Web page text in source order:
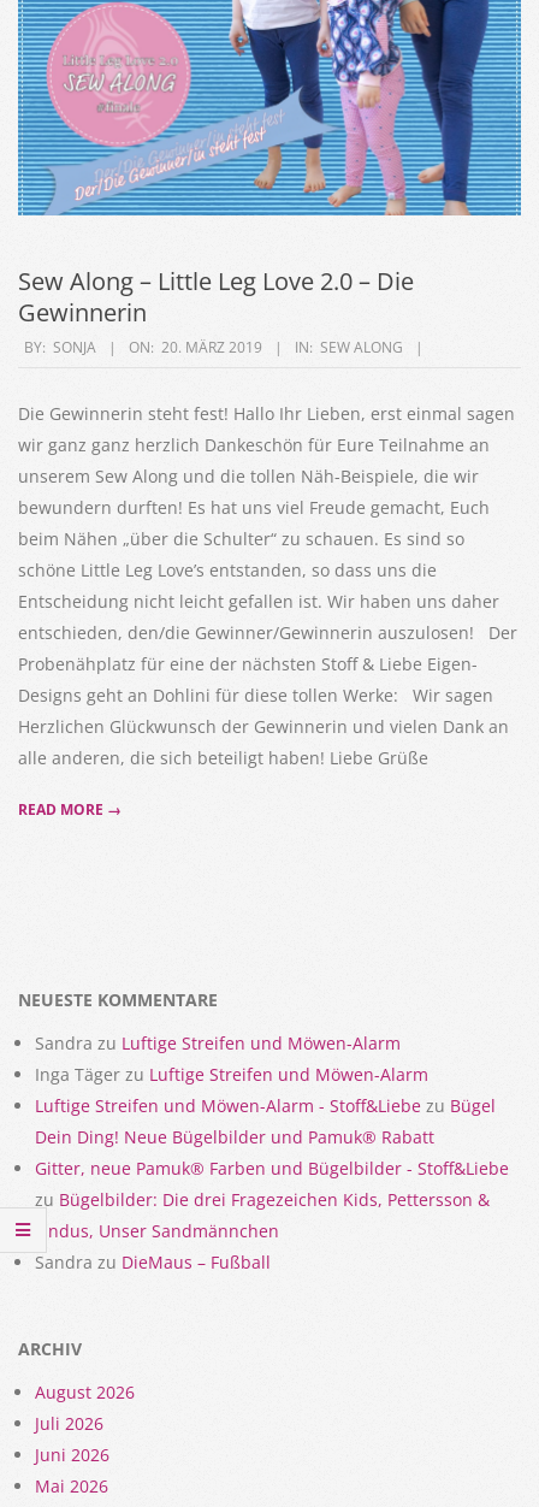
Sew Along – Little Leg Love 2.0 – Die
Gewinnerin
2019-
20
BY: SONJA ON: 20. MÄRZ 2019 IN: SEW ALONG
Die Gewinnerin steht fest! Hallo Ihr Lieben, erst einmal sagen
wir ganz ganz herzlich Dankeschön für Eure Teilnahme an
unserem Sew Along und die tollen Näh-Beispiele, die wir
bewundern durften! Es hat uns viel Freude gemacht, Euch
beim Nähen „über die Schulter“ zu schauen. Es sind so
schöne Little Leg Love’s entstanden, so dass uns die
Entscheidung nicht leicht gefallen ist. Wir haben uns daher
entschieden, den/die Gewinner/Gewinnerin auszulosen! Der
Probenähplatz für eine der nächsten Stoff & Liebe Eigen-
Designs geht an Dohlini für diese tollen Werke: Wir sagen
Herzlichen Glückwunsch der Gewinnerin und vielen Dank an
alle anderen, die sich beteiligt haben! Liebe Grüße
READ MORE →
NEUESTE KOMMENTARE
Sandra zu Luftige Streifen und Möwen-Alarm
Inga Täger zu Luftige Streifen und Möwen-Alarm
Luftige Streifen und Möwen-Alarm - Stoff&Liebe zu Bügel
Dein Ding! Neue Bügelbilder und Pamuk® Rabatt
Gitter, neue Pamuk® Farben und Bügelbilder - Stoff&Liebe
zu Bügelbilder: Die drei Fragezeichen Kids, Pettersson &
Findus, Unser Sandmännchen
Sandra zu DieMaus – Fußball
ARCHIV
August 2026
Juli 2026
Juni 2026
Mai 2026